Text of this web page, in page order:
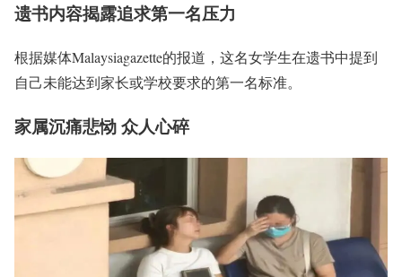
遗书内容揭露追求第一名压力
根据媒体Malaysiagazette的报道，这名女学生在遗书中提到
自己未能达到家长或学校要求的第一名标准。
家属沉痛悲恸 众人心碎